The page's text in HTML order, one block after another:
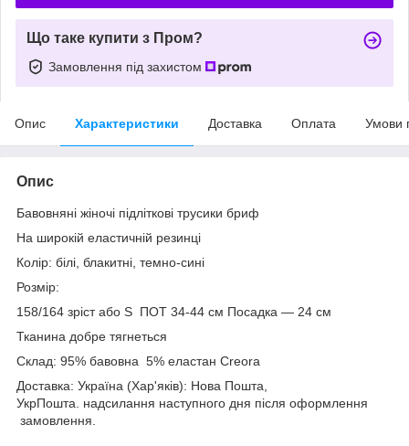
Що таке купити з Пром?
Замовлення під захистом
Опис Характеристики Доставка Оплата Умови
Опис
Бавовняні жіночі підліткові трусики бриф
На широкій еластичній резинці
Колір: білі, блакитні, темно-сині
Розмір:
158/164 зріст або S ПОТ 34-44 см Посадка — 24 см
Тканина добре тягнеться
Склад: 95% бавовна 5% еластан Creora
Доставка: Україна (Хар'яків): Нова Пошта,
УкрПошта. надсилання наступного дня після оформлення
замовлення.